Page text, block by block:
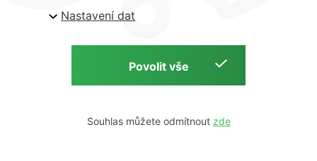
| ARTlighting.cz, Komenského 427 Újezd u Brna, 664
Copyright © 2026 | ARTlighting.cz | by
Nastavení dat
Souhlas můžete odmítnout